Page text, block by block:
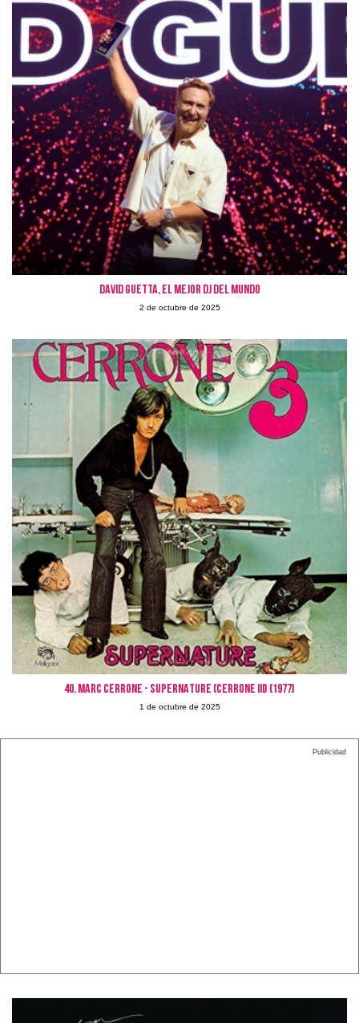
David Guetta, el mejor DJ del mundo
2 de octubre de 2025
40. MARC CERRONE - SUPERNATURE (Cerrone III) (1977)
1 de octubre de 2025
Publicidad